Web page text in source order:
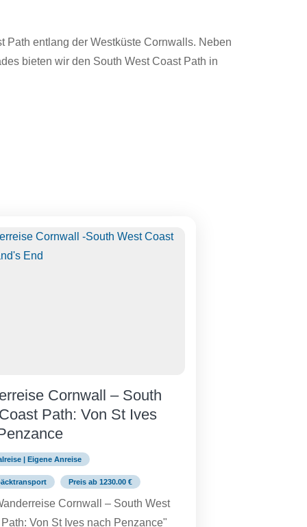
entlang der Westküste Cornwalls. Neben
bieten wir den South West Coast Path in
Cornwall – South
Path: Von St Ives
| Eigene Anreise
Preis ab 1230.00 €
Cornwall – South West
Von St Ives nach Penzance"